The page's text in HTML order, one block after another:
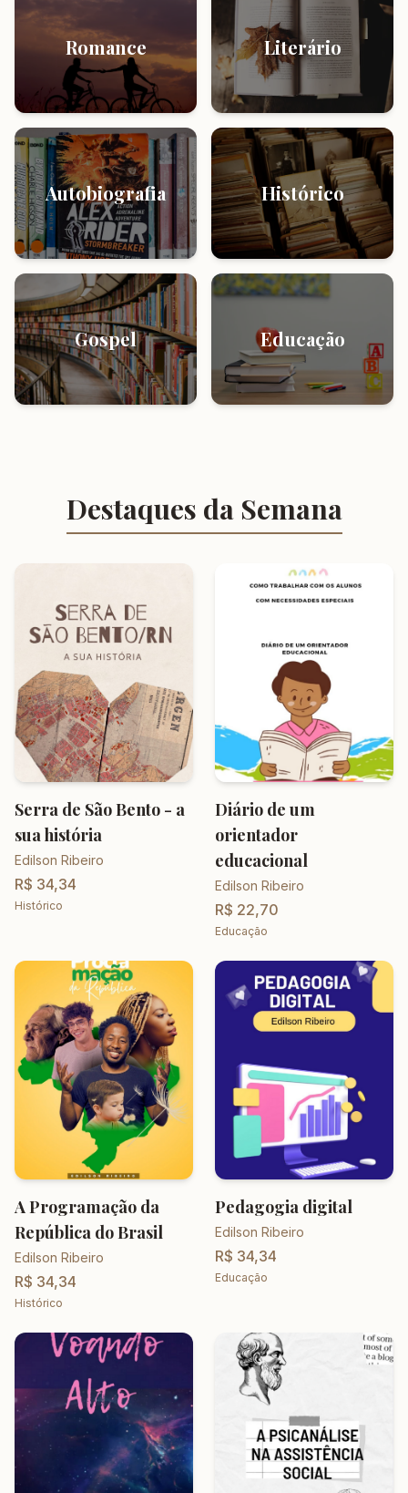
Romance Literário
Autobiografia Histórico
Gospel Educação
Destaques da Semana
Serra de São Bento - a
sua história
Edilson Ribeiro
R$ 34,34
Histórico
Diário de um
orientador
educacional
Edilson Ribeiro
R$ 22,70
Educação
A Programação da
República do Brasil
Edilson Ribeiro
R$ 34,34
Histórico
Pedagogia digital
Edilson Ribeiro
R$ 34,34
Educação